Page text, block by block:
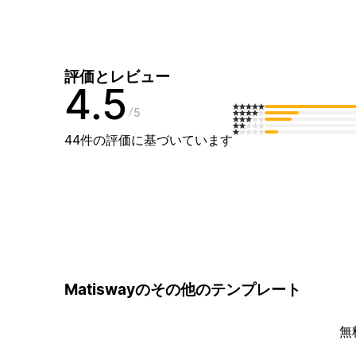
評価とレビュー
4.5 5
44件の評価に基づいています
Matiswayのその他のテンプレート
無